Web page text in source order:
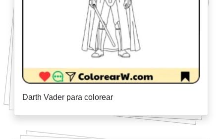
Darth Vader para colorear